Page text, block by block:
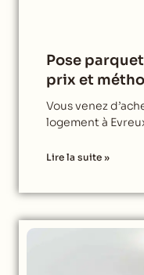
Pose
prix et
Vous venez
logement à
Lire la suite »